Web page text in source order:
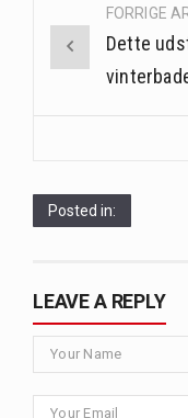
navigationFORRIGE
Dette
Posted in:
LEAVE A REPLY